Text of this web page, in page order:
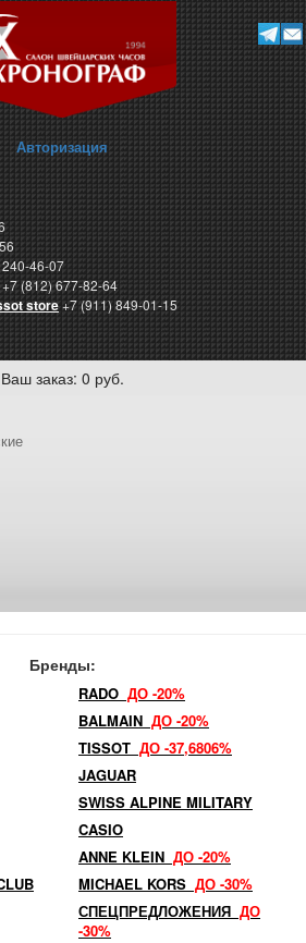
Авторизация
46-07
+7 (812) 677-82-64
store+7 (911) 849-01-15
Ваш заказ: 0 руб.
Бренды:
RADO ДО -20%
BALMAIN ДО -20%
TISSOT ДО -37,6806%
JAGUAR
SWISS ALPINE MILITARY
CASIO
ANNE KLEIN ДО -20%
MICHAEL KORS ДО -30%
СПЕЦПРЕДЛОЖЕНИЯ ДО
-30%